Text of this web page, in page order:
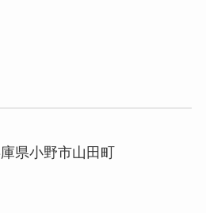
県小野市山田町